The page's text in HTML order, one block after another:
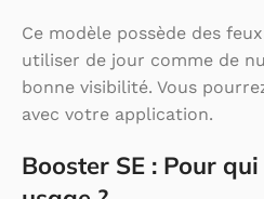
Ce modèle possède des feux
utiliser de jour comme de
bonne visibilité. Vous
avec votre application.
Booster SE : Pour